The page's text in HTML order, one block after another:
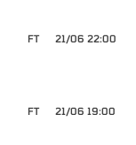
21/06 22:00
FT
21/06 19:00
FT